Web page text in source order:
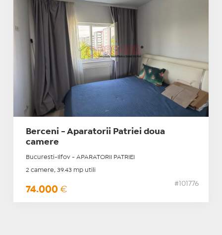
Berceni - Aparatorii Patriei doua
camere
Bucuresti-Ilfov - APARATORII PATRIEI
2 camere, 39.43 mp utili
74.000 €
#101776